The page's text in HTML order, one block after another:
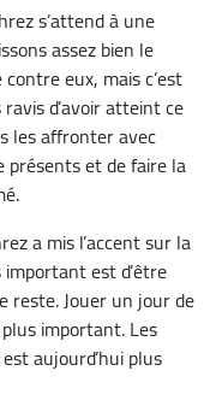
s’attend à une
assez bien le
eux, mais c’est
d’avoir atteint ce
les affronter avec
présents et de faire la
a mis l’accent sur la
est d’être
Jouer un jour de
important. Les
aujourd’hui plus